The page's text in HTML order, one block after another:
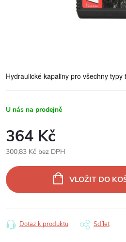
Hydraulické kapaliny pro všechny typy
U nás na prodejně
364 Kč
300,83 Kč bez DPH
cena:
VLOŽIT DO
Dotaz k produktu Sdílet